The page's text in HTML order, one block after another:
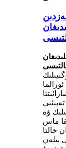
ۋە
ماس
خالتا
بىلەن